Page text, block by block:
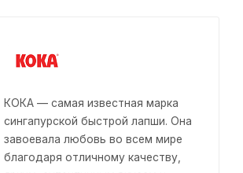
КОКА — самая известная марка
сингапурской быстрой лапши. Она
завоевала любовь во всем мире
благодаря отличному качеству,